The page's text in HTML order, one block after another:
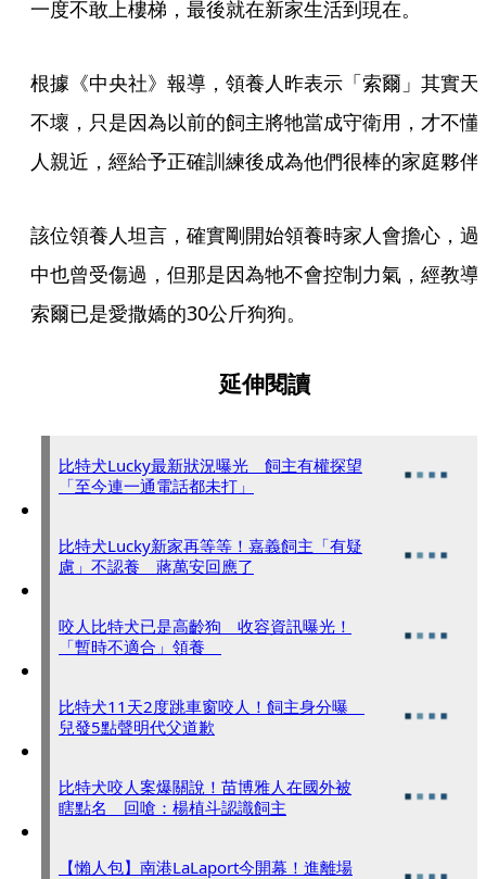
一度不敢上樓梯，最後就在新家生活到現在。
根據《中央社》報導，領養人昨表示「索爾」其實天
不壞，只是因為以前的飼主將牠當成守衛用，才不懂
人親近，經給予正確訓練後成為他們很棒的家庭夥伴
該位領養人坦言，確實剛開始領養時家人會擔心，過
中也曾受傷過，但那是因為牠不會控制力氣，經教導
索爾已是愛撒嬌的30公斤狗狗。
延伸閱讀
比特犬Lucky最新狀況曝光 飼主有權探望
「至今連一通電話都未打」
比特犬Lucky新家再等等！嘉義飼主「有疑
慮」不認養 蔣萬安回應了
咬人比特犬已是高齡狗 收容資訊曝光！
「暫時不適合」領養
比特犬11天2度跳車窗咬人！飼主身分曝
兒發5點聲明代父道歉
比特犬咬人案爆關說！苗博雅人在國外被
瞎點名 回嗆：楊植斗認識飼主
【懶人包】南港LaLaport今開幕！進離場